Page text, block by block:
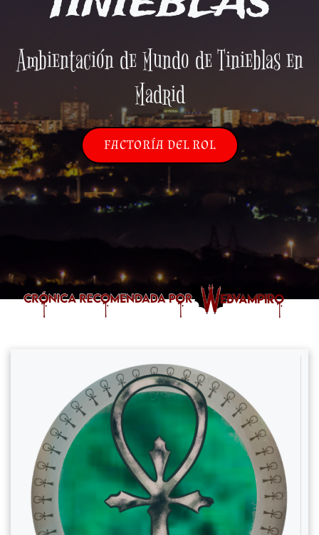
Ambientación de Mundo de Tinieblas en
Madrid
FACTORÍA DEL ROL